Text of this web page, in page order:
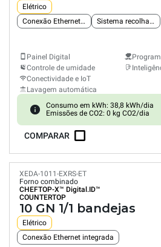
Elétrico
Conexão Ethernet integrada
Sistema recolha gorduras
Painel Digital
Controle de umidade
Conectividade e IoT
Lavagem automática
Consumo em kWh: 38,8 kWh/dia
Emissões de CO2: 0 kg CO2/dia
COMPARAR
XEDA-1011-EXRS-ET
Forno combinado
CHEFTOP-X™ Digital.ID™
COUNTERTOP
10 GN 1/1 bandejas
Elétrico
Conexão Ethernet integrada